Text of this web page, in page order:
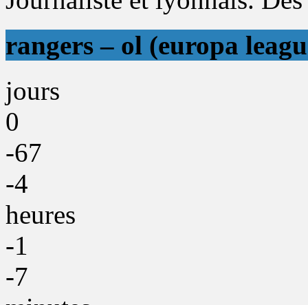
rangers – ol (europa
jours
0
-67
-4
heures
-1
-7